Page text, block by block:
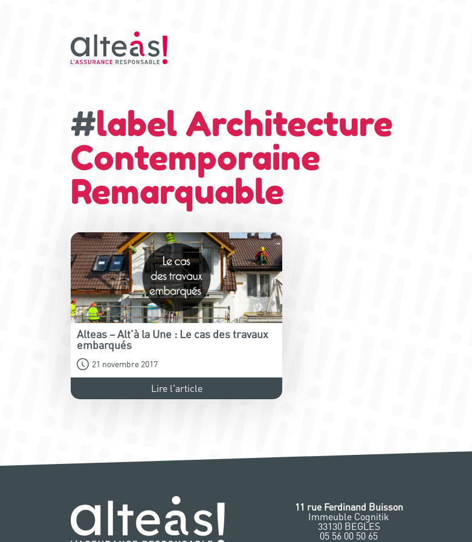
#label Architecture
Contemporaine
Remarquable
Alteas – Alt’à la Une : Le cas des travaux
embarqués
21 novembre 2017
Lire l'article
11 rue Ferdinand Buisson
Immeuble Cognitik
33130 BEGLES
‭05 56 00 50 65